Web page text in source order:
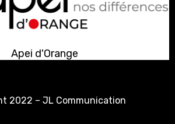
Apei d'Orange
2022 – JL Communication